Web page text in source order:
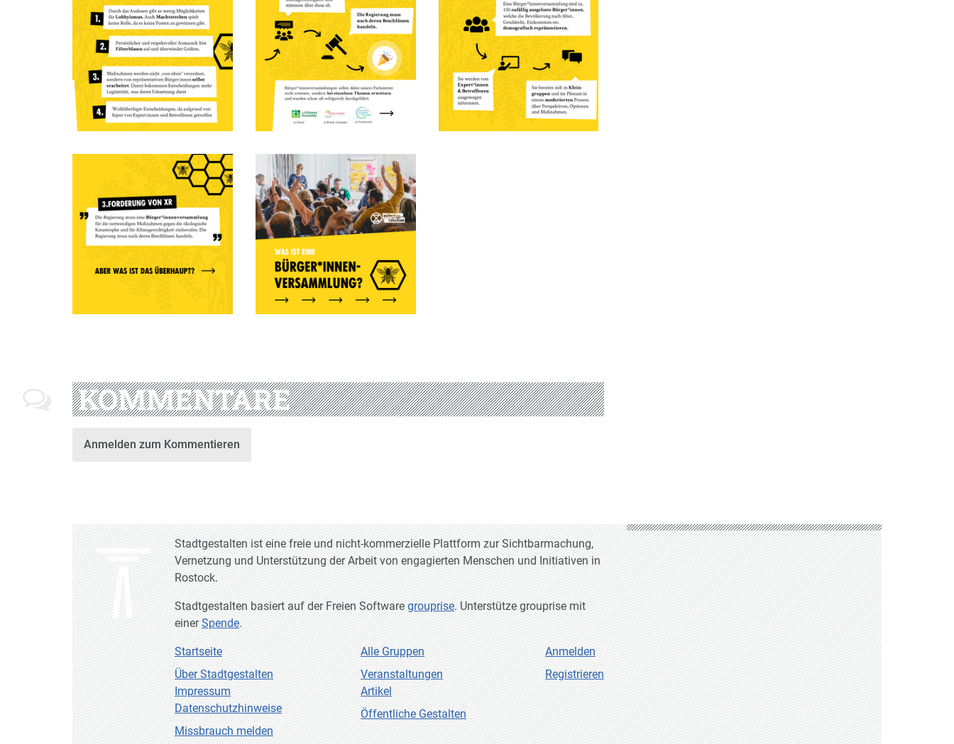
KOMMENTARE
Anmelden zum Kommentieren
Stadtgestalten ist eine freie und nicht-kommerzielle Plattform zur Sichtbarmachung,
Vernetzung und Unterstützung der Arbeit von engagierten Menschen und Initiativen in
Rostock.
Stadtgestalten basiert auf der Freien Softwaregrouprise. Unterstütze grouprise mit
einerSpende.
Startseite
Über Stadtgestalten
Impressum
Datenschutzhinweise
Missbrauch melden
Alle Gruppen
Veranstaltungen
Artikel
Öffentliche Gestalten
Anmelden
Registrieren